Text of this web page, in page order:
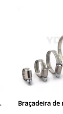
Braçadeira de